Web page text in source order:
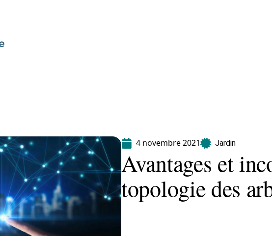
4 novembre 2021 Jardin
Avantages et
topologie des